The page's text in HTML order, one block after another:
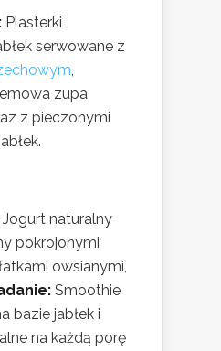
Plasterki
serwowane z
,
zupa
z pieczonymi
Jogurt naturalny
pokrojonymi
owsianymi,
Smoothie
bazie jabłek i
na każdą porę